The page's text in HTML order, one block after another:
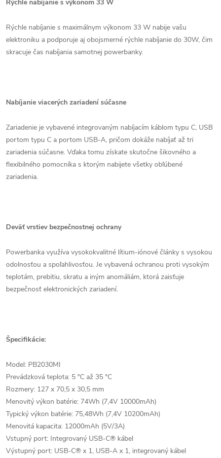
Rýchle nabíjanie s výkonom 33 W
Rýchle nabíjanie s maximálnym výkonom 33 W nabije vašu
elektroniku a podporuje aj obojsmerné rýchle nabíjanie do 30W, čim
skracuje čas nabíjania samotnej powerbanky.
Nabíjanie viacerých zariadení súčasne
Zariadenie je vybavené integrovaným nabíjacím káblom typu C, USB
portom typu C a portom USB-A, pričom dokáže nabíjať až tri
zariadenia súčasne. Vďaka tomu získate skutočne šikovného a
flexibilného pomocníka s ktorým nabijete všetky obľúbené
zariadenia.
Deväť vrstiev bezpečnostnej ochrany
Powerbanka využíva vysokokvalitné lítium-iónové články s vysokou
odolnosťou a spoľahlivosťou. Je vybavená ochranou proti vysokým
teplotám, prebitiu, skratu a iným anomáliám, ktorá zaisťuje
bezpečnosť elektronických zariadení.
Špecifikácie:
Model: PB2030MI
Prevádzková teplota: 5 °C až 35 °C
Rozmery: 127 x 70,5 x 30,5 mm
Menovitý výkon batérie: 74Wh (7,4V 10000mAh)
Typický výkon batérie: 75,48Wh (7,4V 10200mAh)
Menovitá kapacita: 12000mAh (5V/3A)
Vstupný port: Integrovaný USB-C® kábel
Výstupný port: USB-C® x 1, USB-A x 1, integrovaný kábel